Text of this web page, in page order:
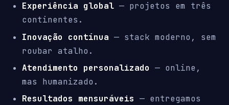
Experiência global — projetos em três
continentes.
Inovação contínua — stack moderno, sem
roubar atalho.
Atendimento personalizado — online,
mas humanizado.
Resultados mensuráveis — entregamos